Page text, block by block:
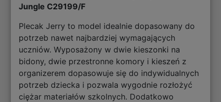
Jungle C29199/F
Plecak Jerry to model idealnie dopasowany do
potrzeb nawet najbardziej wymagających
uczniów. Wyposażony w dwie kieszonki na
bidony, dwie przestronne komory i kieszeń z
organizerem dopasowuje się do indywidualnych
potrzeb dziecka i pozwala wygodnie rozłożyć
ciężar materiałów szkolnych. Dodatkowo